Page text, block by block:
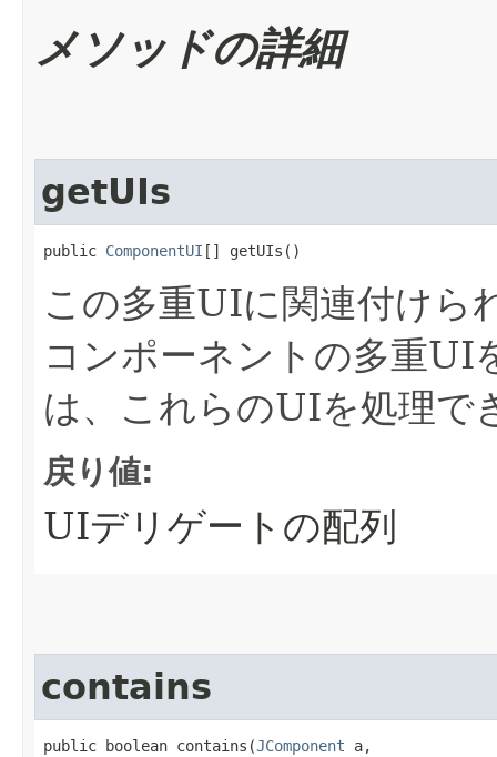
メソッドの詳細
getUIs
public ComponentUI [] getUIs()
この多重UIに関連付けら
コンポーネントの多重UI
は、これらのUIを処理で
戻り値:
UIデリゲートの配列
contains
public boolean contains​(JComponent a,